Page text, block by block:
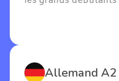
Allemand